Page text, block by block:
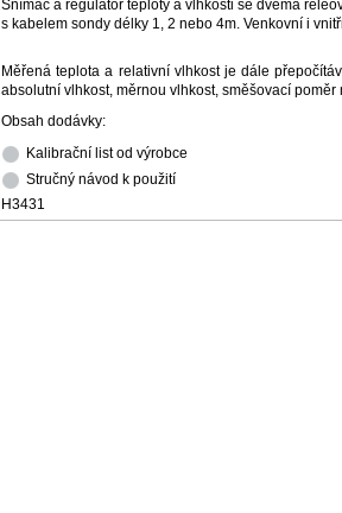
Snímač a regulátor teploty a vlhkosti se dvěma
s kabelem sondy délky 1, 2 nebo 4m. Venkovní i
Měřená teplota a relativní vlhkost je dále
absolutní vlhkost, měrnou vlhkost, směšovací
Obsah dodávky:
Kalibrační list od výrobce
Stručný návod k použití
H3431